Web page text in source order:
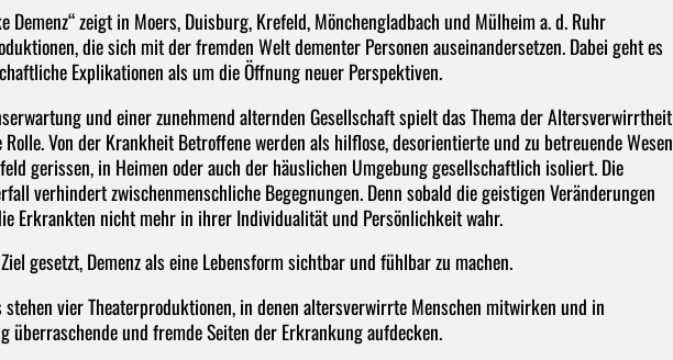
Demenz“ zeigt in Moers, Duisburg, Krefeld, Mönchengladbach und Mülheim a. d. Ruhr
die sich mit der fremden Welt dementer Personen auseinandersetzen. Dabei geht es
Explikationen als um die Öffnung neuer Perspektiven.
und einer zunehmend alternden Gesellschaft spielt das Thema der Altersverwirrtheit
Von der Krankheit Betroffene werden als hilflose, desorientierte und zu betreuende Wesen
gerissen, in Heimen oder auch der häuslichen Umgebung gesellschaftlich isoliert. Die
verhindert zwischenmenschliche Begegnungen. Denn sobald die geistigen Veränderungen
Erkrankten nicht mehr in ihrer Individualität und Persönlichkeit wahr.
gesetzt, Demenz als eine Lebensform sichtbar und fühlbar zu machen.
vier Theaterproduktionen, in denen altersverwirrte Menschen mitwirken und in
überraschende und fremde Seiten der Erkrankung aufdecken.